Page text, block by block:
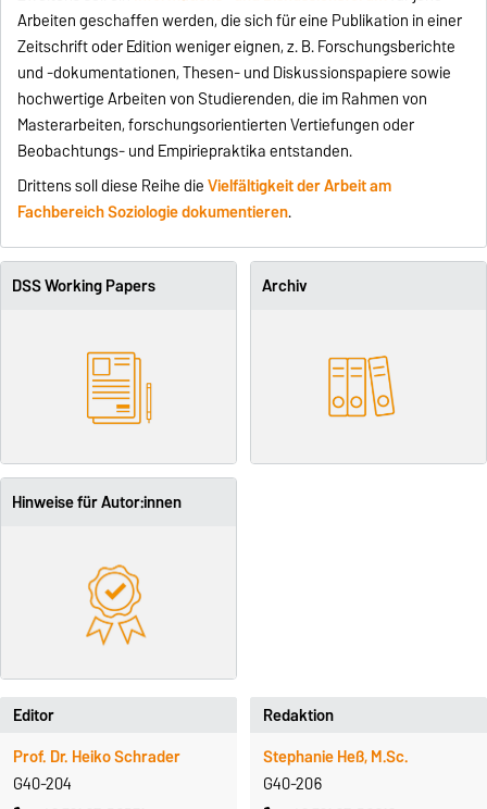
Arbeiten geschaffen werden, die sich für eine Publikation in einer
Zeitschrift oder Edition weniger eignen, z. B. Forschungsberichte
und -dokumentationen, Thesen- und Diskussionspapiere sowie
hochwertige Arbeiten von Studierenden, die im Rahmen von
Masterarbeiten, forschungsorientierten Vertiefungen oder
Beobachtungs- und Empiriepraktika entstanden.
Drittens soll diese Reihe dieVielfältigkeit der Arbeit am
Fachbereich Soziologie dokumentieren.
DSS Working Papers Archiv
Hinweise für Autor:innen
Editor
Prof. Dr. Heiko Schrader
G40-204
Redaktion
Stephanie Heß, M.Sc.
G40-206